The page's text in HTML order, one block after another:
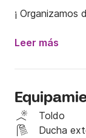
¡ Organizamos
- reuniones de
- fiestas
- cumpleaños,
- salidas de
Leer más
Toldo
Ducha